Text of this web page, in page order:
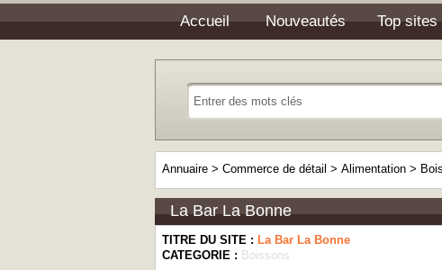
Accueil Nouveautés Top sites
Annuaire > Commerce de détail > Alimentation >
La Bar La Bonne
TITRE DU SITE : La Bar La Bonne
CATEGORIE : Boissons